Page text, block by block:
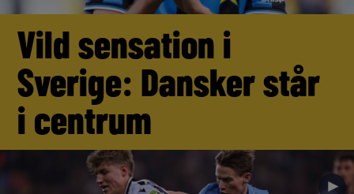
Vild sensation i
Sverige: Dansker står
i centrum
►